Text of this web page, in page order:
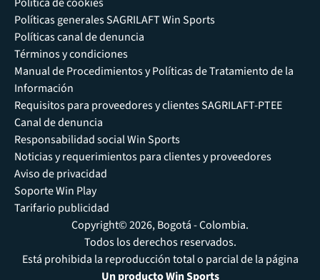
Políticas generales SAGRILAFT Win Sports
Políticas canal de denuncia
Términos y condiciones
Manual de Procedimientos y Políticas de Tratamiento de la
Información
Requisitos para proveedores y clientes SAGRILAFT-PTEE
Canal de denuncia
Responsabilidad social Win Sports
Noticias y requerimientos para clientes y proveedores
Aviso de privacidad
Soporte Win Play
Tarifario publicidad
Copyright© 2026, Bogotá - Colombia.
Todos los derechos reservados.
Está prohibida la reproducción total o parcial de la página
Un producto Win Sports